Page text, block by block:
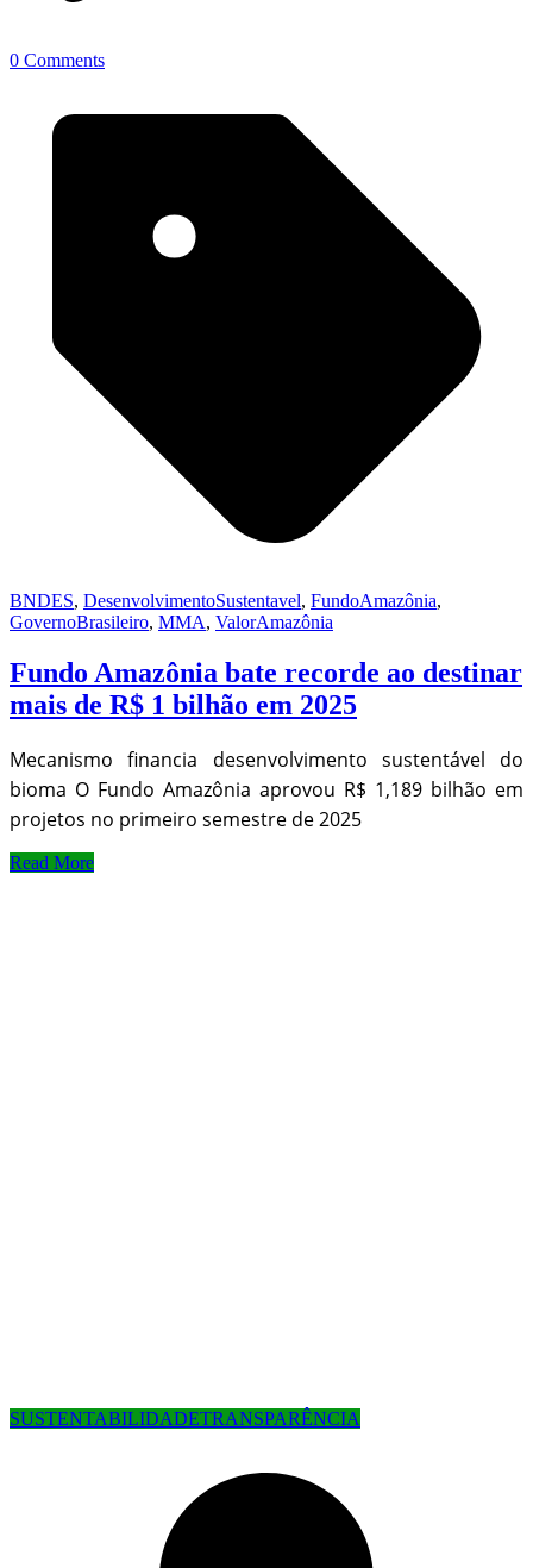
0 Comments
BNDES, DesenvolvimentoSustentavel, FundoAmazônia,
GovernoBrasileiro, MMA, ValorAmazônia
Fundo Amazônia bate recorde ao destinar
mais de R$ 1 bilhão em 2025
Mecanismo financia desenvolvimento sustentável do
bioma O Fundo Amazônia aprovou R$ 1,189 bilhão em
projetos no primeiro semestre de 2025
Read More
SUSTENTABILIDADETRANSPARÊNCIA